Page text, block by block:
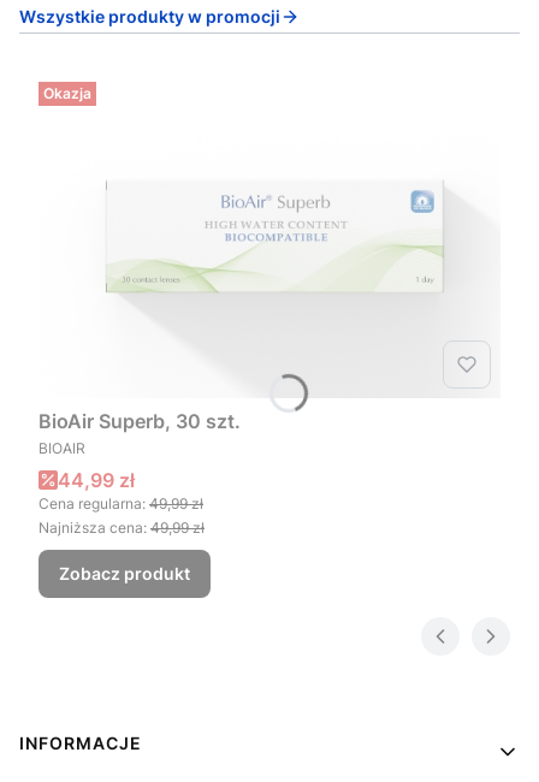
Wszystkie produkty w promocji
Okazja
BioAir Superb, 30 szt.
PRODUCENT
BIOAIR
Cena promocyjna
44,99 zł
Cena regularna: 49,99 zł
Najniższa cena: 49,99 zł
Zobacz produkt
Linki w stopce
INFORMACJE